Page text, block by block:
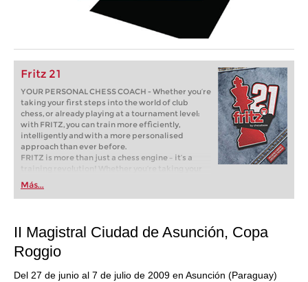
Fritz 21
YOUR PERSONAL CHESS COACH - Whether you’re
taking your first steps into the world of club
chess, or already playing at a tournament level:
with FRITZ, you can train more efficiently,
intelligently and with a more personalised
approach than ever before.
FRITZ is more than just a chess engine – it’s a
training revolution! Whether you’re taking your
first steps into the world of club chess, or already
playing at a tournament level: with FRITZ, you can
train more efficiently, intelligently and with a
Más...
II Magistral Ciudad de Asunción, Copa
Roggio
Del 27 de junio al 7 de julio de 2009 en Asunción (Paraguay)